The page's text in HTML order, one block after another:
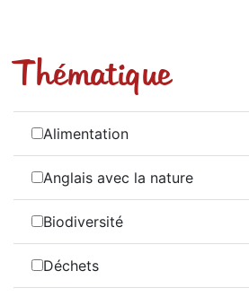
Thématique
Alimentation
Anglais avec la nature
Biodiversité
Déchets